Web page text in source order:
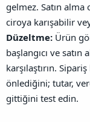
gelmez. Satın
ciroya karışabilir
Düzeltme: Ürün
başlangıcı ve satın
karşılaştırın.
önlediğini; tutar,
gittiğini test edin.